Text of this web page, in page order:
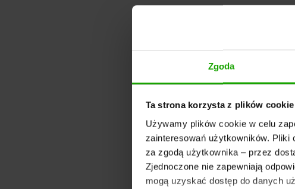
Zgoda
Ta strona korzysta z plików cookie
Używamy plików cookie w celu
zainteresowań użytkowników.
za zgodą użytkownika – przez
Zjednoczone nie zapewniają
mogą uzyskać dostęp do danych